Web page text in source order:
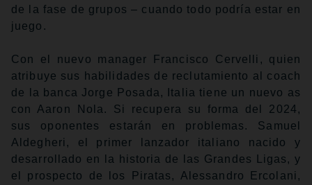
de la fase de grupos – cuando todo podría estar en
juego.
Con el nuevo manager Francisco Cervelli, quien
atribuye sus habilidades de reclutamiento al coach
de la banca Jorge Posada, Italia tiene un nuevo as
con Aaron Nola. Si recupera su forma del 2024,
sus oponentes estarán en problemas. Samuel
Aldegheri, el primer lanzador italiano nacido y
desarrollado en la historia de las Grandes Ligas, y
el prospecto de los Piratas, Alessandro Ercolani,